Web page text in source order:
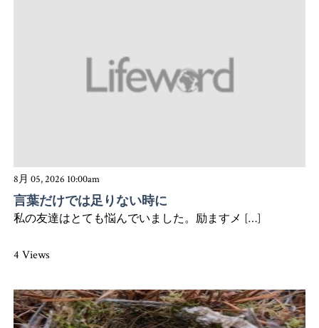
8月 05, 2026 10:00am
言葉だけでは足りない時に
私の友達はとても悩んでいました。励ますメ […]
4 Views